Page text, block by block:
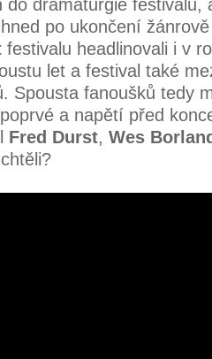
do dramaturgie festivalu,
po ukončení
festivalu headlinovali i v
let a festival také
Spousta fanoušků tedy
a napětí před
Fred Durst, Wes